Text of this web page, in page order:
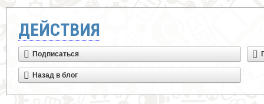
ДЕЙСТВИЯ
Подписаться
Назад в блог